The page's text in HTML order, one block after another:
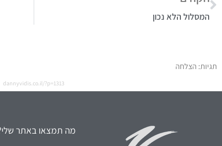
המסלול הלא נכון
תגיות: הצלחה
dannyvidis.co.il/?p=1313
מה תמצאו באתר